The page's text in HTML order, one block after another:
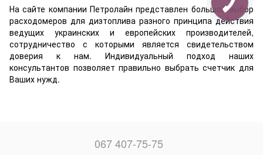
На сайте компании Петролайн представлен большой выбор
расходомеров для дизтоплива разного принципа действия
ведущих украинских и европейских производителей,
сотрудничество с которыми является свидетельством
доверия к нам. Индивидуальный подход наших
консультантов позволяет правильно выбрать счетчик для
Ваших нужд.
067 407-75-75